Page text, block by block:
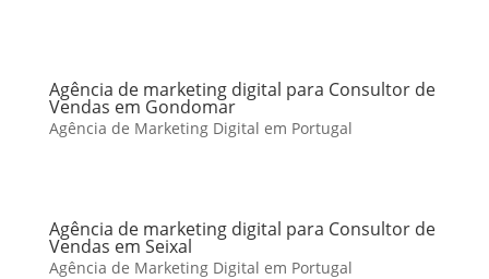
Agência de marketing digital para Consultor de
Vendas em Gondomar
Agência de Marketing Digital em Portugal
Agência de marketing digital para Consultor de
Vendas em Seixal
Agência de Marketing Digital em Portugal